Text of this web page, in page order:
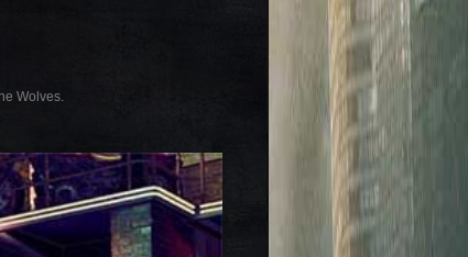
Wolves.